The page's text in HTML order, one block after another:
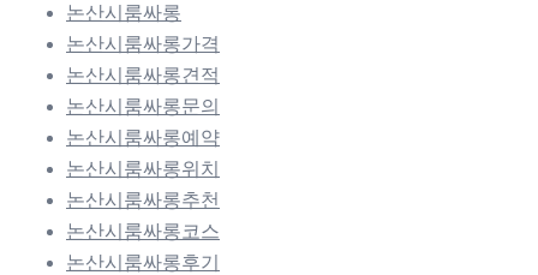
논산시룸싸롱
논산시룸싸롱가격
논산시룸싸롱견적
논산시룸싸롱문의
논산시룸싸롱예약
논산시룸싸롱위치
논산시룸싸롱추천
논산시룸싸롱코스
논산시룸싸롱후기